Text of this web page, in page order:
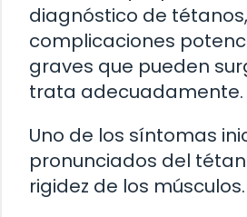
diagnóstico de
complicaciones
graves que pueden
trata adecuadamente.
Uno de los síntomas
pronunciados del
rigidez de los músculos.